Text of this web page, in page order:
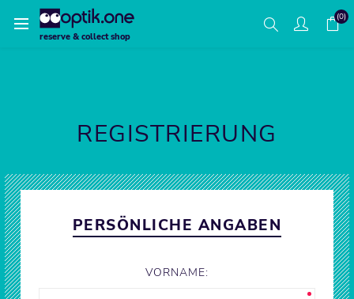
reserve & collect shop
(0)
REGISTRIERUNG
PERSÖNLICHE ANGABEN
VORNAME: